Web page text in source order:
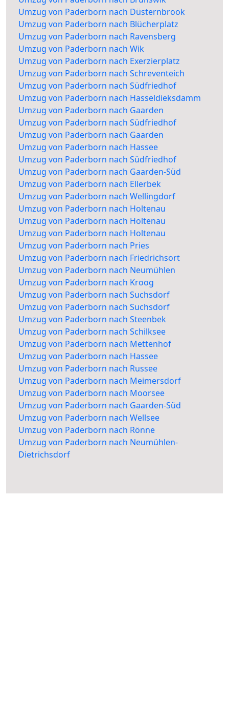
Umzug von Paderborn nach Düsternbrook
Umzug von Paderborn nach Blücherplatz
Umzug von Paderborn nach Ravensberg
Umzug von Paderborn nach Wik
Umzug von Paderborn nach Exerzierplatz
Umzug von Paderborn nach Schreventeich
Umzug von Paderborn nach Südfriedhof
Umzug von Paderborn nach Hasseldieksdamm
Umzug von Paderborn nach Gaarden
Umzug von Paderborn nach Südfriedhof
Umzug von Paderborn nach Gaarden
Umzug von Paderborn nach Hassee
Umzug von Paderborn nach Südfriedhof
Umzug von Paderborn nach Gaarden-Süd
Umzug von Paderborn nach Ellerbek
Umzug von Paderborn nach Wellingdorf
Umzug von Paderborn nach Holtenau
Umzug von Paderborn nach Holtenau
Umzug von Paderborn nach Holtenau
Umzug von Paderborn nach Pries
Umzug von Paderborn nach Friedrichsort
Umzug von Paderborn nach Neumühlen
Umzug von Paderborn nach Kroog
Umzug von Paderborn nach Suchsdorf
Umzug von Paderborn nach Suchsdorf
Umzug von Paderborn nach Steenbek
Umzug von Paderborn nach Schilksee
Umzug von Paderborn nach Mettenhof
Umzug von Paderborn nach Hassee
Umzug von Paderborn nach Russee
Umzug von Paderborn nach Meimersdorf
Umzug von Paderborn nach Moorsee
Umzug von Paderborn nach Gaarden-Süd
Umzug von Paderborn nach Wellsee
Umzug von Paderborn nach Rönne
Umzug von Paderborn nach Neumühlen-
Dietrichsdorf